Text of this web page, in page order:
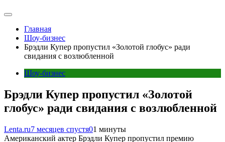
Главная
Шоу-бизнес
Брэдли Купер пропустил «Золотой глобус» ради
свидания с возлюбленной
Шоу-бизнес
Брэдли Купер пропустил «Золотой
глобус» ради свидания с возлюбленной
Lenta.ru7 месяцев спустя01 минуты
Американский актер Брэдли Купер пропустил премию